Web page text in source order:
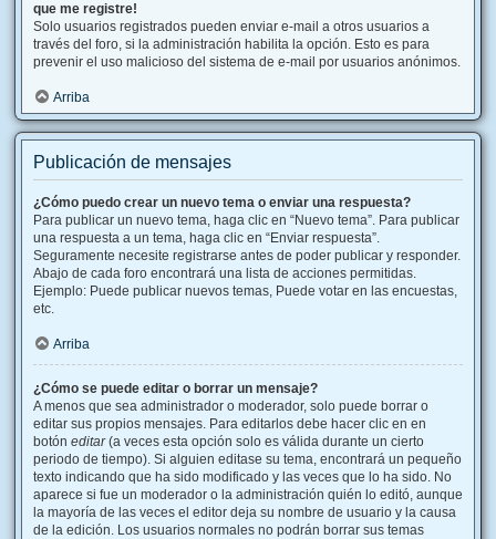
que me registre!
Solo usuarios registrados pueden enviar e-mail a otros usuarios a
través del foro, si la administración habilita la opción. Esto es para
prevenir el uso malicioso del sistema de e-mail por usuarios anónimos.
Arriba
Publicación de mensajes
¿Cómo puedo crear un nuevo tema o enviar una respuesta?
Para publicar un nuevo tema, haga clic en “Nuevo tema”. Para publicar
una respuesta a un tema, haga clic en “Enviar respuesta”.
Seguramente necesite registrarse antes de poder publicar y responder.
Abajo de cada foro encontrará una lista de acciones permitidas.
Ejemplo: Puede publicar nuevos temas, Puede votar en las encuestas,
etc.
Arriba
¿Cómo se puede editar o borrar un mensaje?
A menos que sea administrador o moderador, solo puede borrar o
editar sus propios mensajes. Para editarlos debe hacer clic en en
botón editar(a veces esta opción solo es válida durante un cierto
periodo de tiempo). Si alguien editase su tema, encontrará un pequeño
texto indicando que ha sido modificado y las veces que lo ha sido. No
aparece si fue un moderador o la administración quién lo editó, aunque
la mayoría de las veces el editor deja su nombre de usuario y la causa
de la edición. Los usuarios normales no podrán borrar sus temas